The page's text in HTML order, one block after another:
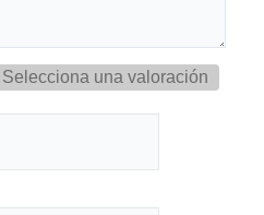
Selecciona una valoración